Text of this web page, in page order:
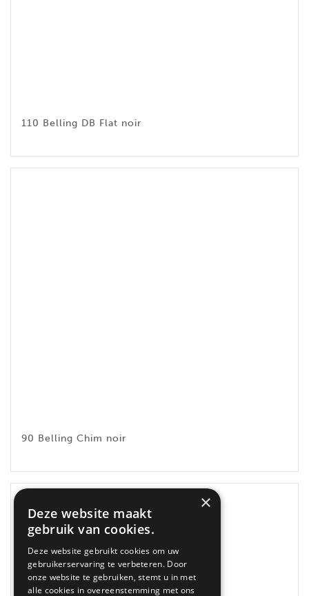
110 Belling DB Flat noir
90 Belling Chim noir
×
Deze website maakt
gebruik van cookies.
Deze website gebruikt cookies om uw
gebruikerservaring te verbeteren. Door
onze website te gebruiken, stemt u in met
alle cookies in overeenstemming met ons